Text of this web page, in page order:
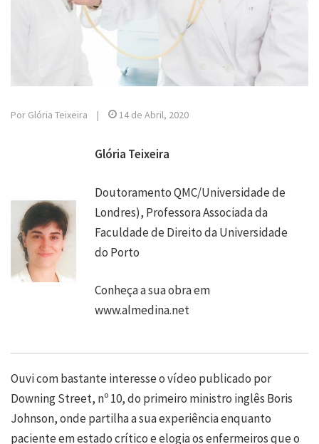
Por Glória Teixeira | 14 de Abril, 2020
Glória Teixeira
Doutoramento QMC/Universidade de
Londres), Professora Associada da
Faculdade de Direito da Universidade
do Porto
Conheça a sua obra em
www.almedina.net
Ouvi com bastante interesse o vídeo publicado por
Downing Street, nº 10, do primeiro ministro inglês Boris
Johnson, onde partilha a sua experiência enquanto
paciente em estado crítico e elogia os enfermeiros que o